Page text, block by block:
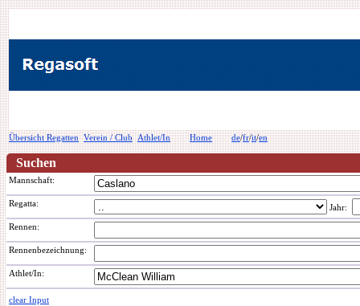
Übersicht Regatten Verein / Club Athlet/In Home de/fr/it/en
Suchen
Mannschaft:
Regatta:
Jahr:
Rennen:
Rennenbezeichnung:
Athlet/In:
clear Input